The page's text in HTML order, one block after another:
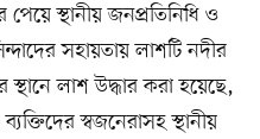
স্থানীয় জনপ্রতিনিধি ও
সহায়তায় লাশটি নদীর
লাশ উদ্ধার করা হয়েছে,
স্বজনেরাসহ স্থানীয়